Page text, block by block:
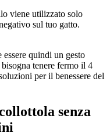
viene utilizzato solo
sul tuo gatto.
quindi un gesto
tenere fermo il 4
per il benessere del
senza